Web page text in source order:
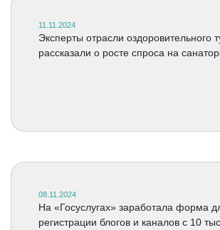
11.11.2024
Эксперты отрасли оздоровительного
рассказали о росте спроса на
08.11.2024
На «Госуслугах» заработала форма
регистрации блогов и каналов с 10 тыс.